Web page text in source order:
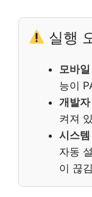
실행
모바
능이
개발
켜져
시스
자동
이 끊김